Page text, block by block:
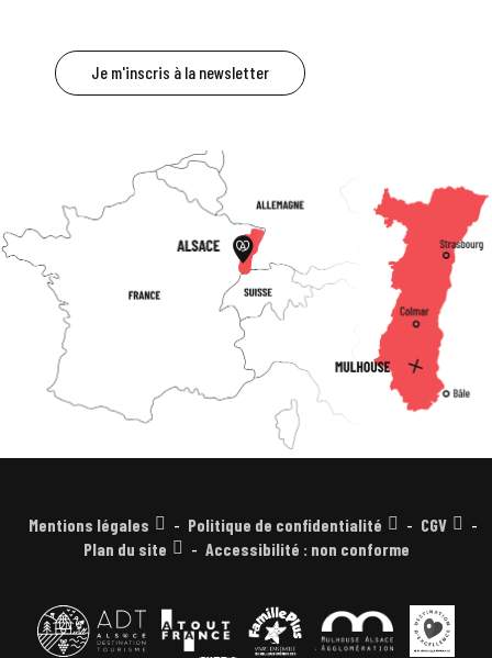
Je m'inscris à la newsletter
Mentions légales Politique de confidentialité
CGV
Plan du site
Accessibilité : non conforme